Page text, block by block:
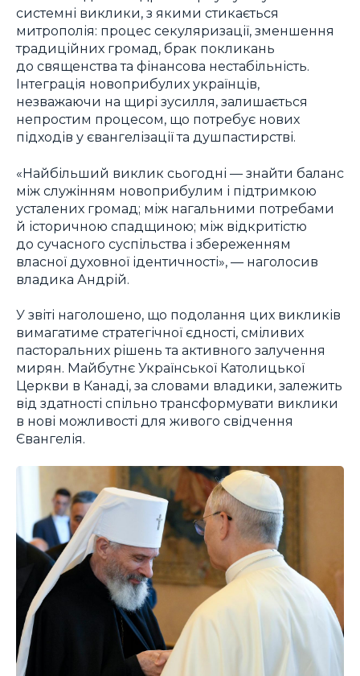
системні виклики, з якими стикається
митрополія: процес секуляризації, зменшення
традиційних громад, брак покликань
до священства та фінансова нестабільність.
Інтеграція новоприбулих українців,
незважаючи на щирі зусилля, залишається
непростим процесом, що потребує нових
підходів у євангелізації та душпастирстві.
«Найбільший виклик сьогодні — знайти баланс
між служінням новоприбулим і підтримкою
усталених громад; між нагальними потребами
й історичною спадщиною; між відкритістю
до сучасного суспільства і збереженням
власної духовної ідентичності», — наголосив
владика Андрій.
У звіті наголошено, що подолання цих викликів
вимагатиме стратегічної єдності, сміливих
пасторальних рішень та активного залучення
мирян. Майбутнє Української Католицької
Церкви в Канаді, за словами владики, залежить
від здатності спільно трансформувати виклики
в нові можливості для живого свідчення
Євангелія.